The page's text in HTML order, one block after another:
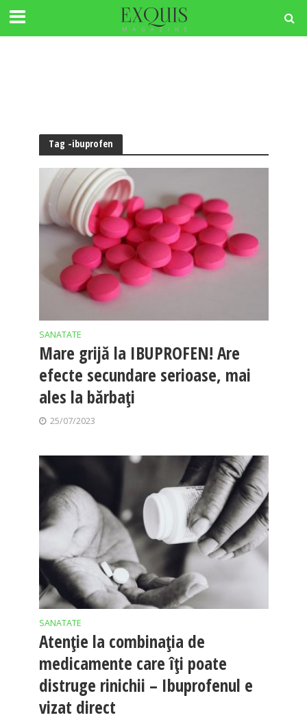
Tag -ibuprofen
SANATATE
Mare grijă la IBUPROFEN! Are
efecte secundare serioase, mai
ales la bărbaţi
25/07/2023
SANATATE
Atenție la combinația de
medicamente care îți poate
distruge rinichii – Ibuprofenul e
vizat direct